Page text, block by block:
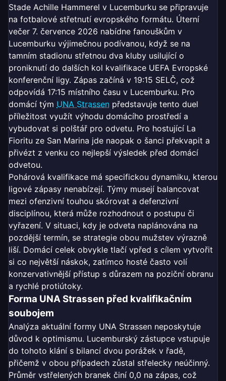
Stade Achille Hammerel v Lucemburku se připravuje
na fotbalové střetnutí evropského formátu. Úterní
večer 7. července 2026 nabídne fanouškům v
Lucemburku výjimečnou podívanou, když se na
tamním stadionu střetnou dva kluby usilující o
proniknutí do dalších kol kvalifikace UEFA Evropské
konferenční ligy. Zápas začíná v 19:15 SELČ, což
odpovídá 17:15 místního času v Lucemburku. Pro
domácí tým UNA Strassen představuje tento duel
příležitost využít výhodu domácího prostředí a
vybudovat si polštář pro odvetu. Pro hostující La
Fioritu ze San Marina jde naopak o šanci překvapit a
přivézt z venku co nejlepší výsledek před domácí
odvetou.
Pohárová kvalifikace má specifickou dynamiku, kterou
ligové zápasy nenabízejí. Týmy musejí balancovat
mezi ofenzivní touhou skórovat a defenzivní
disciplínou, která může rozhodnout o postupu či
vyřazení. V situaci, kdy je odveta naplánována na
pozdější termín, se strategie obou mužstev výrazně
liší. Domácí celek obvykle tlačí vpřed s cílem vytvořit
si co největší náskok, zatímco hosté často volí
konzervativnější přístup s důrazem na poziční obranu
a rychlé protiútoky.
Forma UNA Strassen před kvalifikačním
soubojem
Analýza aktuální formy UNA Strassen neposkytuje
důvod k optimismu. Lucemburský zástupce vstupuje
do tohoto klání s bilancí dvou porážek v řadě,
přičemž v obou případech zůstal střelecky neúčinný.
Průměr vstřelených branek činí 0,0 na zápas, což